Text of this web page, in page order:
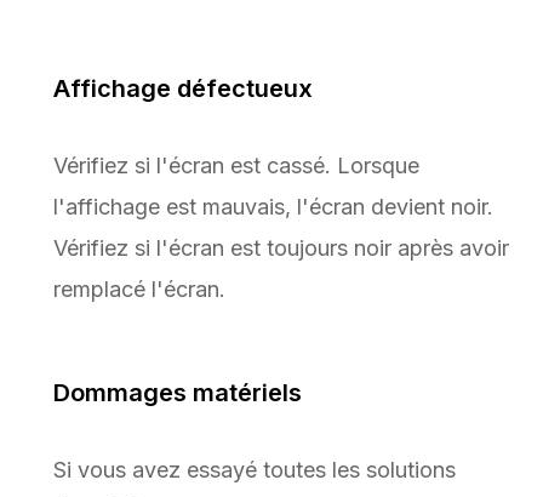
Affichage défectueux
Vérifiez si l'écran est cassé. Lorsque
l'affichage est mauvais, l'écran devient noir.
Vérifiez si l'écran est toujours noir après avoir
remplacé l'écran.
Dommages matériels
Si vous avez essayé toutes les solutions